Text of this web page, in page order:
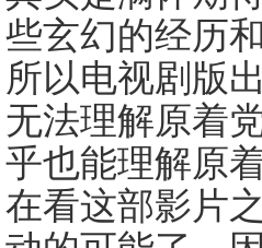
些玄幻的经历
所以电视剧版
无法理解原着
乎也能理解原
在看这部影片